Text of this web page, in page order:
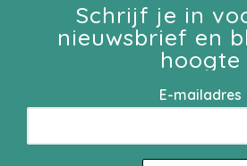
Schrijf je in
nieuwsbrief en
hoogte
E-mailadres